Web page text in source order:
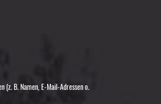
(z. B. Namen, E-Mail-Adressen o.